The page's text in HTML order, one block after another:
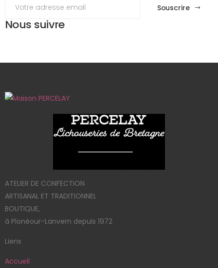
Souscrire
Nous suivre
ATELIER DE CONFECTION
ARTISANAL ET TRADITIONNEL
BOUTIQUE,
à Plonéour-Lanvern depuis 1972
Liens
Accueil